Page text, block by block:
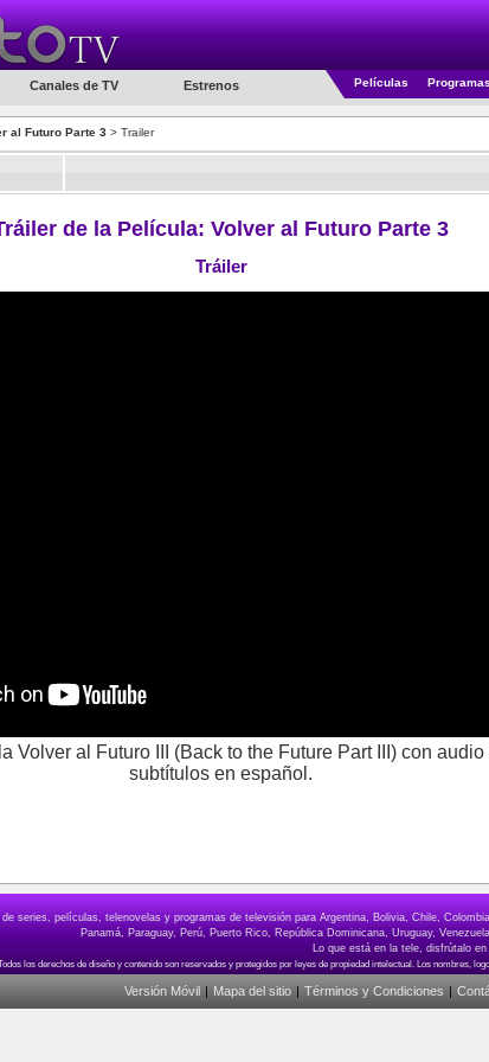
Canales de TV Estrenos Películas
al Futuro Parte 3 > Trailer
de la Película: Volver al Futuro Parte 3
Tráiler
Volver al Futuro III (Back to the Future Part III) con
subtítulos en español.
series, películas, telenovelas y programas de televisión para Argentina, Bolivia, Chile,
Panamá, Paraguay, Perú, Puerto Rico, República Dominicana, Uruguay,
Lo que está en la tele, disfrútalo en
Versión Móvil | Mapa del sitio | Términos y Condiciones |